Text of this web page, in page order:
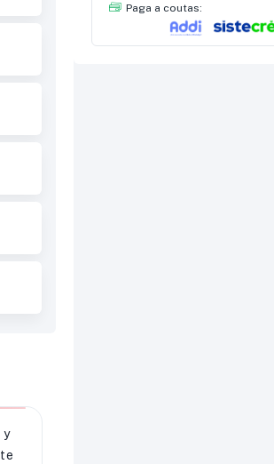
y
Paga a coutas: